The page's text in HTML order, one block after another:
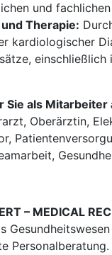
und
Therapie:
kardiologischer
Sie als Mitarbeiter
Oberärztin,
– MEDICAL
Gesundheitswesen